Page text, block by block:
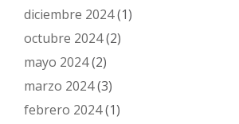
diciembre 2024(1)
octubre 2024(2)
mayo 2024(2)
marzo 2024(3)
febrero 2024(1)